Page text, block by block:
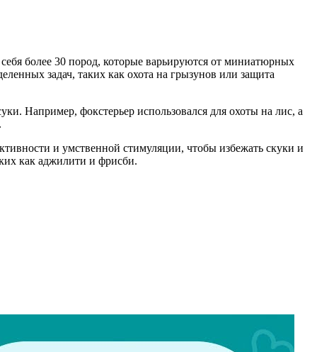
более 30 пород, которые варьируются от миниатюрных
задач, таких как охота на грызунов или защита
Например, фокстерьер использовался для охоты на лис, а
и умственной стимуляции, чтобы избежать скуки и
как аджилити и фрисби.